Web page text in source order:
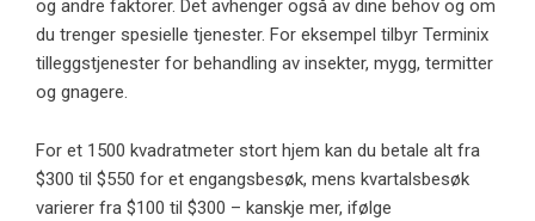
og andre faktorer. Det avhenger også av dine behov og om
du trenger spesielle tjenester. For eksempel tilbyr Terminix
tilleggstjenester for behandling av insekter, mygg, termitter
og gnagere.
For et 1500 kvadratmeter stort hjem kan du betale alt fra
$300 til $550 for et engangsbesøk, mens kvartalsbesøk
varierer fra $100 til $300 – kanskje mer, ifølge